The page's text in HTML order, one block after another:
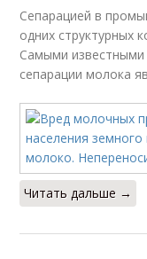
Сепарацией в
одних структурных
Самыми известными
сепарации молока
Читать дальше →